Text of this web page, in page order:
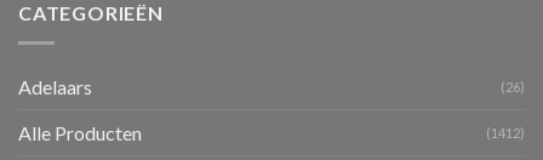
CATEGORIEËN
Adelaars (26)
Alle Producten (1412)